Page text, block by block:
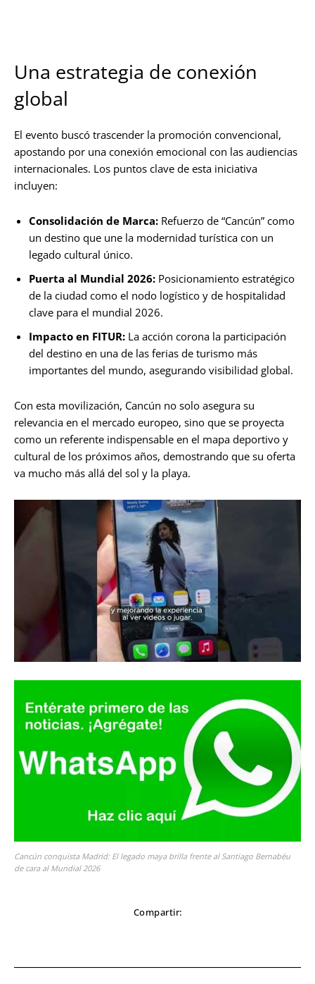
Una estrategia de conexión
global
El evento buscó trascender la promoción convencional,
apostando por una conexión emocional con las audiencias
internacionales. Los puntos clave de esta iniciativa
incluyen:
Consolidación de Marca: Refuerzo de “Cancún” como
un destino que une la modernidad turística con un
legado cultural único.
Puerta al Mundial 2026: Posicionamiento estratégico
de la ciudad como el nodo logístico y de hospitalidad
clave para el mundial 2026.
Impacto en FITUR: La acción corona la participación
del destino en una de las ferias de turismo más
importantes del mundo, asegurando visibilidad global.
Con esta movilización, Cancún no solo asegura su
relevancia en el mercado europeo, sino que se proyecta
como un referente indispensable en el mapa deportivo y
cultural de los próximos años, demostrando que su oferta
va mucho más allá del sol y la playa.
Cancún conquista Madrid: El legado maya brilla frente al Santiago Bernabéu
de cara al Mundial 2026
Compartir: